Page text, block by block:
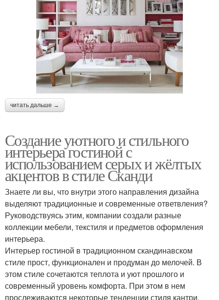
читать дальше →
Создание уютного и стильного
интерьера гостиной с
использованием серых и жёлтых
акцентов в стиле Сканди
Знаете ли вы, что внутри этого направления дизайна
выделяют традиционные и современные ответвления?
Руководствуясь этим, компании создали разные
коллекции мебели, текстиля и предметов оформления
интерьера.
Интерьер гостиной в традиционном скандинавском
стиле прост, функционален и продуман до мелочей. В
этом стиле сочетаются теплота и уют прошлого и
современный уровень комфорта. При этом в нем
прослеживаются некоторые тенденции стиля кантри.